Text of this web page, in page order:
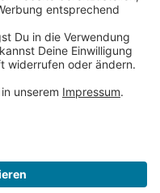
innerhalb
Deutschlands
36, D-70182